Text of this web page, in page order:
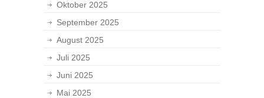
Oktober 2025
September 2025
August 2025
Juli 2025
Juni 2025
Mai 2025